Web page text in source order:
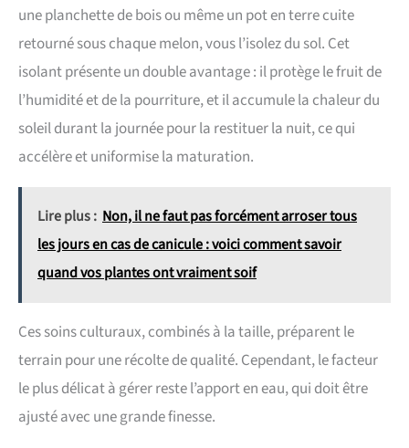
une planchette de bois ou même un pot en terre cuite
retourné sous chaque melon, vous l’isolez du sol. Cet
isolant présente un double avantage : il protège le fruit de
l’humidité et de la pourriture, et il accumule la chaleur du
soleil durant la journée pour la restituer la nuit, ce qui
accélère et uniformise la maturation.
Lire plus : Non, il ne faut pas forcément arroser tous
les jours en cas de canicule : voici comment savoir
quand vos plantes ont vraiment soif
Ces soins culturaux, combinés à la taille, préparent le
terrain pour une récolte de qualité. Cependant, le facteur
le plus délicat à gérer reste l’apport en eau, qui doit être
ajusté avec une grande finesse.